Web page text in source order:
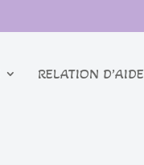
RELATION D’AIDE